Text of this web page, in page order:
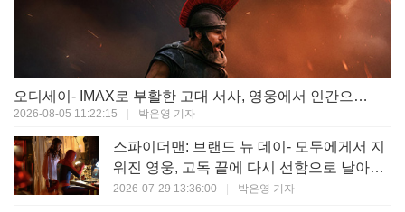
오디세이- IMAX로 부활한 고대 서사, 영웅에서 인간으로의 귀환 (오락성 9 | 작품성 9)
2026-08-05 11:22:15 박은영 기자
스파이더맨: 브랜드 뉴 데이- 모두에게서 지
워진 영웅, 고독 끝에 다시 선함으로 날아오
르다 (오락성 8 | 작품성 8)
2026-07-29 13:36:00 박은영 기자